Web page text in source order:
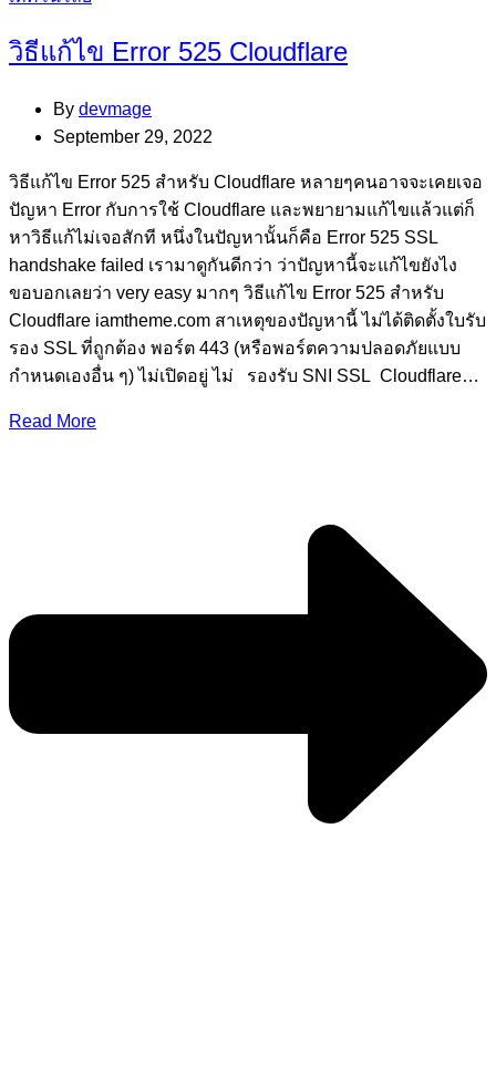
วิธีแก้ไข Error 525 Cloudflare
By devmage
September 29, 2022
วิธีแก้ไข Error 525 สำหรับ Cloudflare หลายๆคนอาจจะเคยเจอ
ปัญหา Error กับการใช้ Cloudflare และพยายามแก้ไขแล้วแต่ก็
หาวิธีแก้ไม่เจอสักที หนึ่งในปัญหานั้นก็คือ Error 525 SSL
handshake failed เรามาดูกันดีกว่า ว่าปัญหานี้จะแก้ไขยังไง
ขอบอกเลยว่า very easy มากๆ วิธีแก้ไข Error 525 สำหรับ
Cloudflare iamtheme.com สาเหตุของปัญหานี้ ไม่ได้ติดตั้งใบรับ
รอง SSL ที่ถูกต้อง พอร์ต 443 (หรือพอร์ตความปลอดภัยแบบ
กำหนดเองอื่น ๆ) ไม่เปิดอยู่ ไม่ รองรับ SNI SSL Cloudflare…
Read More